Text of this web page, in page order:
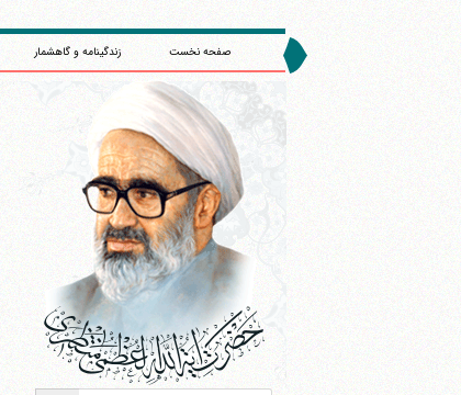
صفحه نخست زندگینامه و گاهشمار